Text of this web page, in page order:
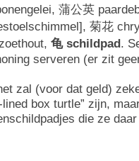
蒲公英
菊花
龟 schildpad.
serveren (er zit
zal (voor dat geld)
box turtle” zijn,
die ze